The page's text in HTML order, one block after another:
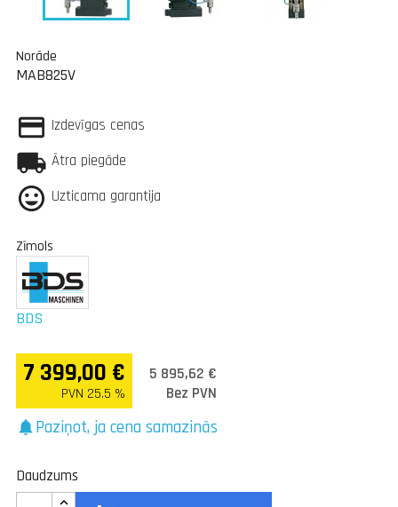
Norāde
MAB825V
Izdevīgas cenas
Ātra piegāde
Uzticama garantija
Zīmols
BDS
7 399,00 €
PVN 25.5 %
5 895,62 €
Bez PVN
notificationsPaziņot, ja cena samazinās
Daudzums